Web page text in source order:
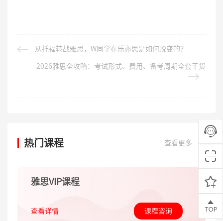
从托福转战雅思，W同学在乐亦思是如何蜕变的？
2026雅思全攻略：考试形式、费用、备考周期全套干货
热门课程 查看更多 >>
雅思VIP课程
查看详情 课程咨询